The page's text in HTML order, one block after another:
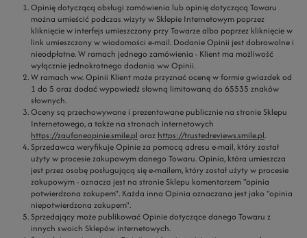
Opinię dotyczącą obsługi zamówienia lub opinię dotyczącą Towaru
można umieścić podczas wizyty w Sklepie Internetowym poprzez
kliknięcie w interfejs umieszczony przy Towarze albo poprzez kliknięcie w
link umieszczony w wiadomości e-mail. Dodanie Opinii jest dobrowolne i
nieodpłatne. W ramach jednego zamówienia - Klient ma możliwość
wyłącznie jednokrotnego dodania ww Opinii.
W ramach ww. Opinii Klient może przyznać ocenę w formie gwiazdek od
1 do 5 oraz dodać wypowiedź słowną limitowaną do 65535 znaków
słownych.
Oceny są przechowywane i prezentowane publicznie na stronie Sklepu
Internetowego, a także na stronach internetowych
https://zaufaneopinie.smile.pl oraz https://trustedreviews.smile.pl.
Sprzedawca weryfikuje Opinie za pomocą adresu e-mail, który został
użyty w procesie zakupowym danego Towaru. Opinia, która umieszcza
jest przez osobę posługującą się e-mailem, który został użyty w procesie
zakupowym - oznacza jest na stronie Sklepu komentarzem "opinia
potwierdzona zakupem". Każda inna Opinia oznaczana jest jako "opinia
niepotwierdzona zakupem".
Sprzedający może publikować Opinie dotyczące danego Towaru z
innych swoich Sklepów internetowych.